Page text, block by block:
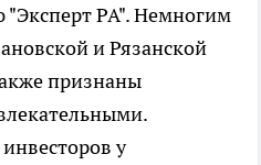
"Эксперт РА". Немногим
и Рязанской
признаны
у